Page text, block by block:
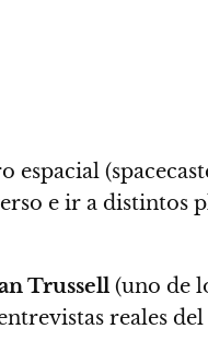
espacial
e ir a distintos
Trussell (uno de
reales